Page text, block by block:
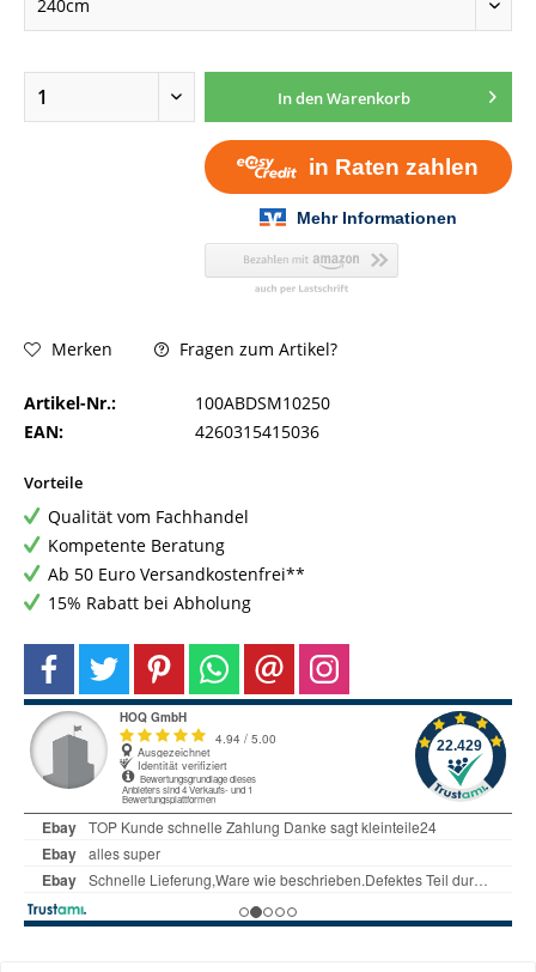
In denWarenkorb
Merken Fragen zum Artikel?
Artikel-Nr.:
100ABDSM10250
EAN:
4260315415036
Vorteile
Qualität vom Fachhandel
Kompetente Beratung
Ab 50 Euro Versandkostenfrei**
15% Rabatt bei Abholung